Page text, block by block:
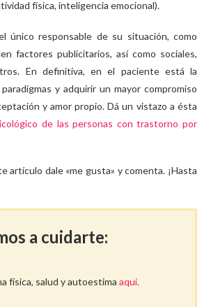
física, inteligencia emocional).
único responsable de su situación, como
factores publicitarios, así como sociales,
En definitiva, en el paciente está la
y adquirir un mayor compromiso
y amor propio. Dá un vistazo a ésta
de las personas con trastorno por
artículo dale «me gusta» y comenta. ¡Hasta
a cuidarte:
física, salud y autoestima aquí.